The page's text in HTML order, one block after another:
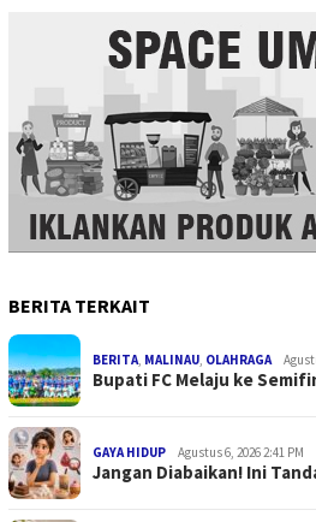
BERITA TERKAIT
BERITA MALINAU OLAHRAGA
Bupati FC Melaju ke
GAYA HIDUP Agustus 6, 2026 2:41 PM
Jangan Diabaikan! Ini